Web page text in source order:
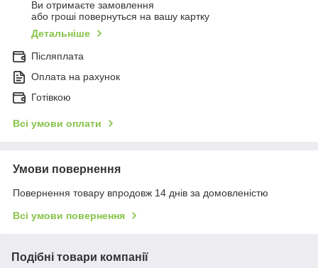
Ви отримаєте замовлення
або гроші повернуться на вашу картку
Детальніше
Післяплата
Оплата на рахунок
Готівкою
Всі умови оплати
Умови повернення
Повернення товару впродовж 14 днів за домовленістю
Всі умови повернення
Подібні товари компанії